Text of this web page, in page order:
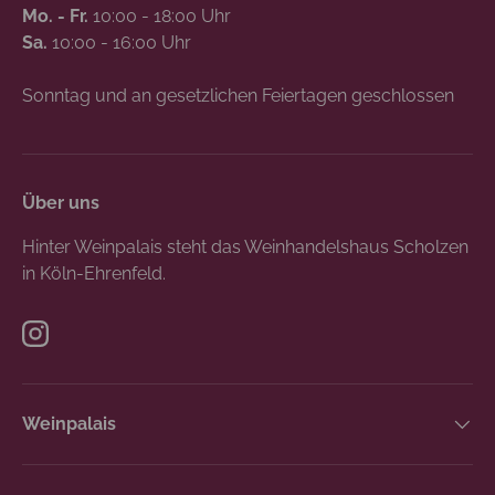
Mo. - Fr. 10:00 - 18:00 Uhr
Sa. 10:00 - 16:00 Uhr
Sonntag und an gesetzlichen Feiertagen geschlossen
Über uns
Hinter Weinpalais steht das Weinhandelshaus Scholzen
in Köln-Ehrenfeld.
Instagram
Weinpalais